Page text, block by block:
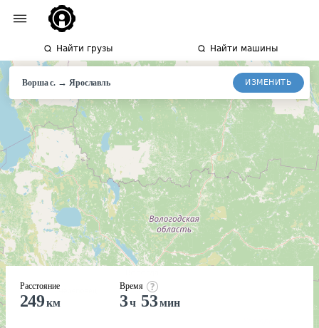
Найти грузы Найти машины
Ворша с. → Ярославль ИЗМЕНИТЬ
Расстояние
249км
Время
3ч 53мин